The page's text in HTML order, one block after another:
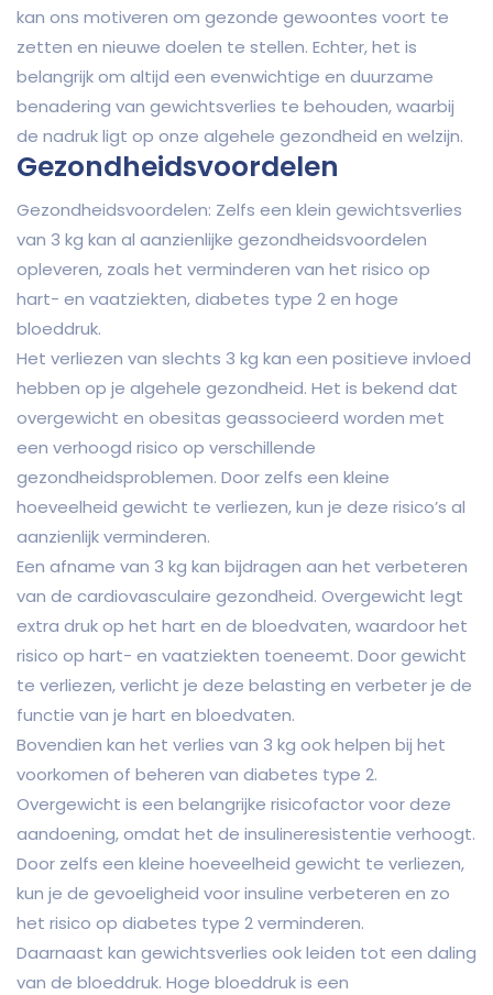
kan ons motiveren om gezonde gewoontes voort te
zetten en nieuwe doelen te stellen. Echter, het is
belangrijk om altijd een evenwichtige en duurzame
benadering van gewichtsverlies te behouden, waarbij
de nadruk ligt op onze algehele gezondheid en welzijn.
Gezondheidsvoordelen
Gezondheidsvoordelen: Zelfs een klein gewichtsverlies
van 3 kg kan al aanzienlijke gezondheidsvoordelen
opleveren, zoals het verminderen van het risico op
hart- en vaatziekten, diabetes type 2 en hoge
bloeddruk.
Het verliezen van slechts 3 kg kan een positieve invloed
hebben op je algehele gezondheid. Het is bekend dat
overgewicht en obesitas geassocieerd worden met
een verhoogd risico op verschillende
gezondheidsproblemen. Door zelfs een kleine
hoeveelheid gewicht te verliezen, kun je deze risico’s al
aanzienlijk verminderen.
Een afname van 3 kg kan bijdragen aan het verbeteren
van de cardiovasculaire gezondheid. Overgewicht legt
extra druk op het hart en de bloedvaten, waardoor het
risico op hart- en vaatziekten toeneemt. Door gewicht
te verliezen, verlicht je deze belasting en verbeter je de
functie van je hart en bloedvaten.
Bovendien kan het verlies van 3 kg ook helpen bij het
voorkomen of beheren van diabetes type 2.
Overgewicht is een belangrijke risicofactor voor deze
aandoening, omdat het de insulineresistentie verhoogt.
Door zelfs een kleine hoeveelheid gewicht te verliezen,
kun je de gevoeligheid voor insuline verbeteren en zo
het risico op diabetes type 2 verminderen.
Daarnaast kan gewichtsverlies ook leiden tot een daling
van de bloeddruk. Hoge bloeddruk is een